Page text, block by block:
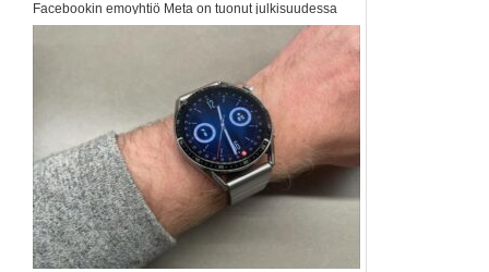
Facebookin emoyhtiö Meta on tuonut julkisuudessa
esille tulevaa...